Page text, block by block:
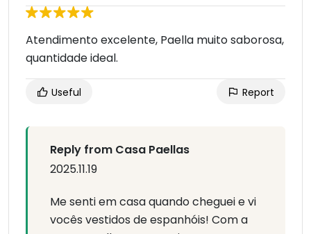
Atendimento excelente, Paella muito saborosa,
quantidade ideal.
Useful Report
Reply from Casa Paellas
2025.11.19
Me senti em casa quando cheguei e vi
vocês vestidos de espanhóis! Com a